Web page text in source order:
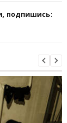
подпишись: